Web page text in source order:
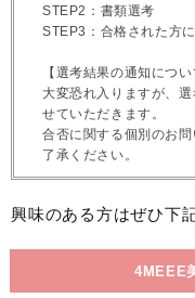
STEP2：書類選考
STEP3：合格された方
【選考結果の通知につい
大変恐れ入りますが、
せていただきます。
合否に関する個別のお
了承ください。
興味のある方はぜひ下
4MEEE